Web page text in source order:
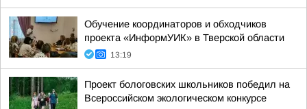
Обучение координаторов и обходчиков
проекта «ИнформУИК» в Тверской области
13:19
Проект бологовских школьников победил на
Всероссийском экологическом конкурсе